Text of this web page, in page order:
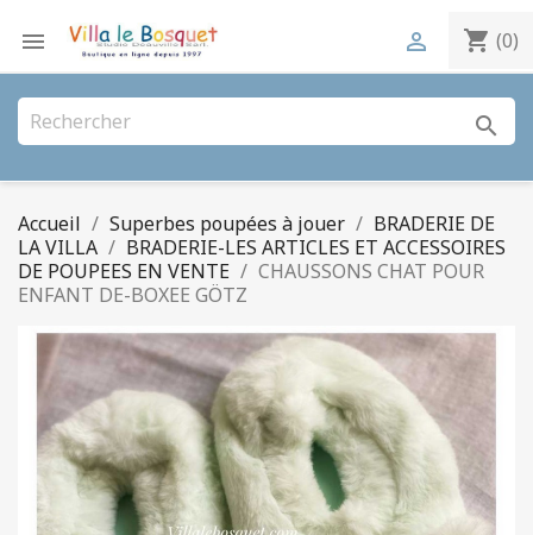
 shopping_cart (0)

search
Accueil Superbes poupées à jouer
BRADERIE DE
LA VILLA
BRADERIE-LES ARTICLES ET ACCESSOIRES
DE POUPEES EN VENTE
CHAUSSONS CHAT POUR
ENFANT DE-BOXEE GÖTZ